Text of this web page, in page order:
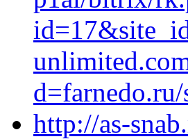
http://as-